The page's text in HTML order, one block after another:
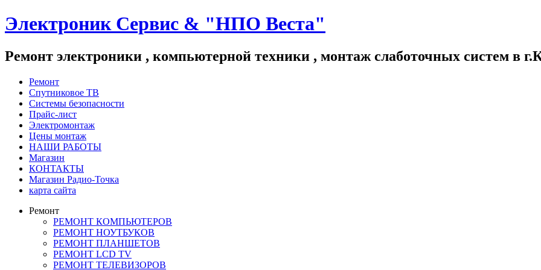
Электроник Сервис & "НПО Веста"
Ремонт электроники , компьютерной техники , монтаж слаботочных систем в
Ремонт
Спутниковое ТВ
Системы безопасности
Прайс-лист
Электромонтаж
Цены монтаж
НАШИ РАБОТЫ
Магазин
КОНТАКТЫ
Магазин Радио-Точка
карта сайта
Ремонт
РЕМОНТ КОМПЬЮТЕРОВ
РЕМОНТ НОУТБУКОВ
РЕМОНТ ПЛАНШЕТОВ
РЕМОНТ LCD TV
РЕМОНТ ТЕЛЕВИЗОРОВ